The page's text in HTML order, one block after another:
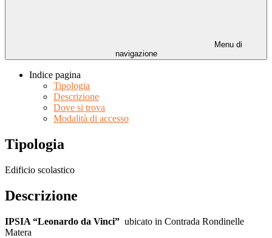
Menu di
navigazione
Indice pagina
Tipologia
Descrizione
Dove si trova
Modalità di accesso
Tipologia
Edificio scolastico
Descrizione
IPSIA “Leonardo da Vinci” ubicato in Contrada Rondinelle
Matera